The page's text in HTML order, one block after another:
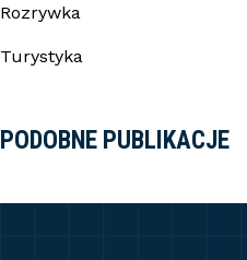
Rozrywka
Turystyka
PODOBNE PUBLIKACJE